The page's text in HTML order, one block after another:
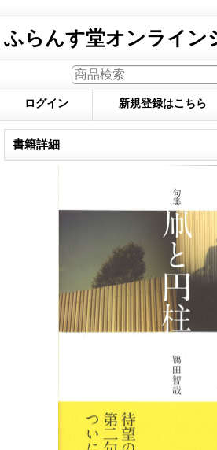
ふらんす堂オンライン
ログイン 新規登録はこちら
書籍詳細